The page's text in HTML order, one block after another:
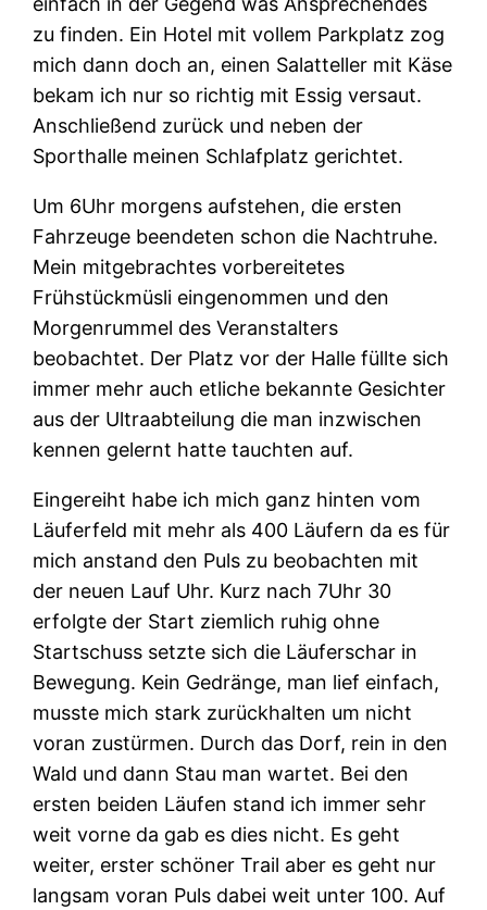
zu finden. Ein Hotel mit vollem Parkplatz zog
mich dann doch an, einen Salatteller mit Käse
bekam ich nur so richtig mit Essig versaut.
Anschließend zurück und neben der
Sporthalle meinen Schlafplatz gerichtet.
Um 6Uhr morgens aufstehen, die ersten
Fahrzeuge beendeten schon die Nachtruhe.
Mein mitgebrachtes vorbereitetes
Frühstückmüsli eingenommen und den
Morgenrummel des Veranstalters
beobachtet. Der Platz vor der Halle füllte sich
immer mehr auch etliche bekannte Gesichter
aus der Ultraabteilung die man inzwischen
kennen gelernt hatte tauchten auf.
Eingereiht habe ich mich ganz hinten vom
Läuferfeld mit mehr als 400 Läufern da es für
mich anstand den Puls zu beobachten mit
der neuen Lauf Uhr. Kurz nach 7Uhr 30
erfolgte der Start ziemlich ruhig ohne
Startschuss setzte sich die Läuferschar in
Bewegung. Kein Gedränge, man lief einfach,
musste mich stark zurückhalten um nicht
voran zustürmen. Durch das Dorf, rein in den
Wald und dann Stau man wartet. Bei den
ersten beiden Läufen stand ich immer sehr
weit vorne da gab es dies nicht. Es geht
weiter, erster schöner Trail aber es geht nur
langsam voran Puls dabei weit unter 100. Auf